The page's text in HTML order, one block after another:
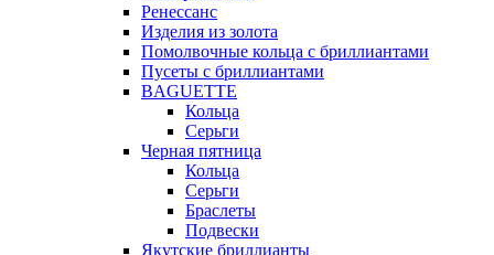
Ренессанс
Изделия из золота
Помолвочные кольца с бриллиантами
Пусеты с бриллиантами
BAGUETTE
Кольца
Серьги
Черная пятница
Кольца
Серьги
Браслеты
Подвески
Якутские бриллианты